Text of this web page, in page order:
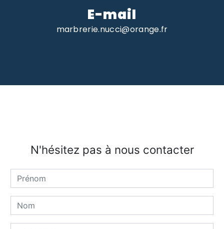
E-mail
marbrerie.nucci@orange.fr
N'hésitez pas à nous contacter